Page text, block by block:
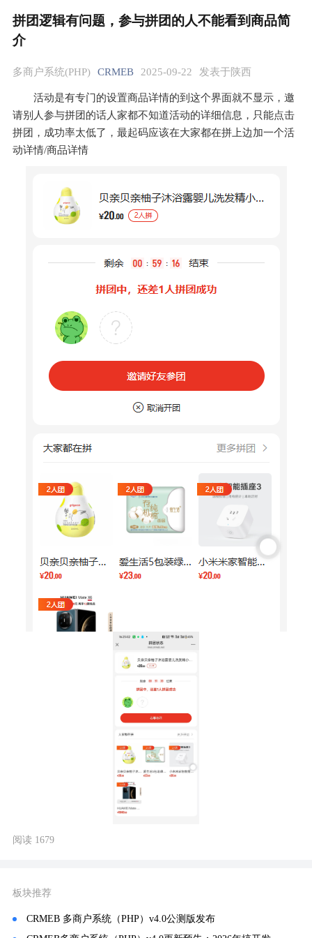
拼团逻辑有问题，参与拼团的人不能看到商品简
介
多商户系统(PHP) CRMEB 2025-09-22 发表于陕西
活动是有专门的设置商品详情的到这个界面就不显示，邀
请别人参与拼团的话人家都不知道活动的详细信息，只能点击
拼团，成功率太低了，最起码应该在大家都在拼上边加一个活
动详情/商品详情
阅读 1679
板块推荐
CRMEB 多商户系统（PHP）v4.0公测版发布